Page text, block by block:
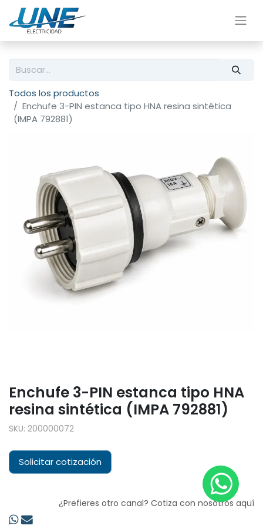
Todos los productos
Enchufe 3-PIN estanca tipo HNA resina sintética
(IMPA 792881)
Enchufe 3-PIN estanca tipo HNA
resina sintética (IMPA 792881)
SKU: 200000072
Solicitar cotización
¿Prefieres otro canal? Cotiza con nosotros aquí